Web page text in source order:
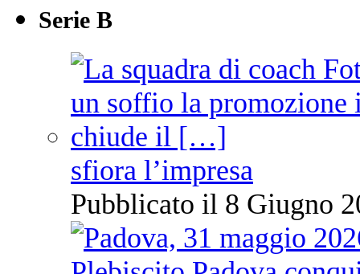
Serie B
sfiora l’impresa
Pubblicato il 8 Giugno